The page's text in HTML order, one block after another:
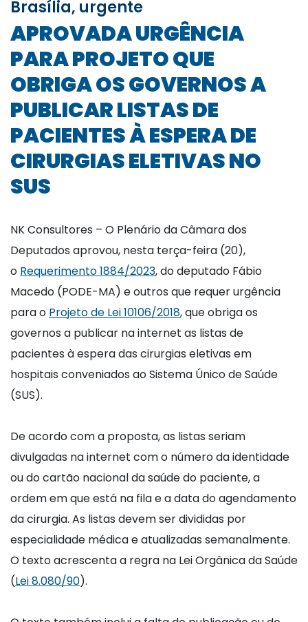
Brasília, urgente
APROVADA URGÊNCIA
PARA PROJETO QUE
OBRIGA OS GOVERNOS A
PUBLICAR LISTAS DE
PACIENTES À ESPERA DE
CIRURGIAS ELETIVAS NO
SUS
NK Consultores – O Plenário da Câmara dos
Deputados aprovou, nesta terça-feira (20),
o Requerimento 1884/2023, do deputado Fábio
Macedo (PODE-MA) e outros que requer urgência
para o Projeto de Lei 10106/2018, que obriga os
governos a publicar na internet as listas de
pacientes à espera das cirurgias eletivas em
hospitais conveniados ao Sistema Único de Saúde
(SUS).
De acordo com a proposta, as listas seriam
divulgadas na internet com o número da identidade
ou do cartão nacional da saúde do paciente, a
ordem em que está na fila e a data do agendamento
da cirurgia. As listas devem ser divididas por
especialidade médica e atualizadas semanalmente.
O texto acrescenta a regra na Lei Orgânica da Saúde
(Lei 8.080/90).